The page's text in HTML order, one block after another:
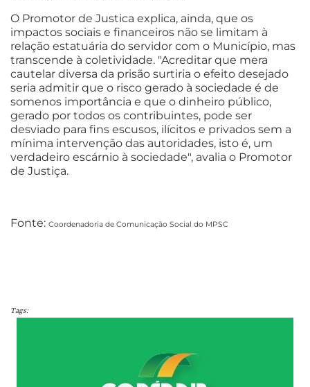
O Promotor de Justica explica, ainda, que os
impactos sociais e financeiros não se limitam à
relação estatuária do servidor com o Município, mas
transcende à coletividade. "Acreditar que mera
cautelar diversa da prisão surtiria o efeito desejado
seria admitir que o risco gerado à sociedade é de
somenos importância e que o dinheiro público,
gerado por todos os contribuintes, pode ser
desviado para fins escusos, ilícitos e privados sem a
mínima intervenção das autoridades, isto é, um
verdadeiro escárnio à sociedade", avalia o Promotor
de Justiça.
Fonte: Coordenadoria de Comunicação Social do MPSC
Tags: